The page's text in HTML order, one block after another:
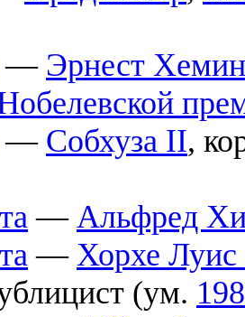
— Эрнест
— Собхуза II,
— Альфред
— Хорхе Луис
(ум.